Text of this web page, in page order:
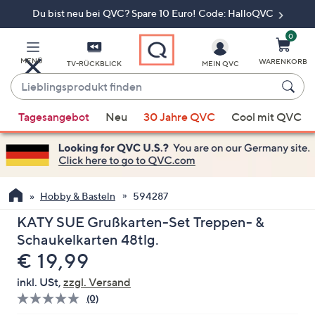
Du bist neu bei QVC? Spare 10 Euro! Code: HalloQVC
MENÜ TV-RÜCKBLICK
Lieblingsprodukt
finden
Vorschläge
verfügbar
sind,
verwenden
Sie
die
Pfeiltasten
nach
oben
und
nach
MEIN QVC
0
WARENKORB
Tagesangebot Neu 30 Jahre QVC Cool mit QVC
Hobby & Basteln 594287
KATY SUE Grußkarten-Set Treppen- &
Schaukelkarten 48tlg.
Gelöscht
€ 19,99
inkl. USt, zzgl. Versand
Bisher
(0)